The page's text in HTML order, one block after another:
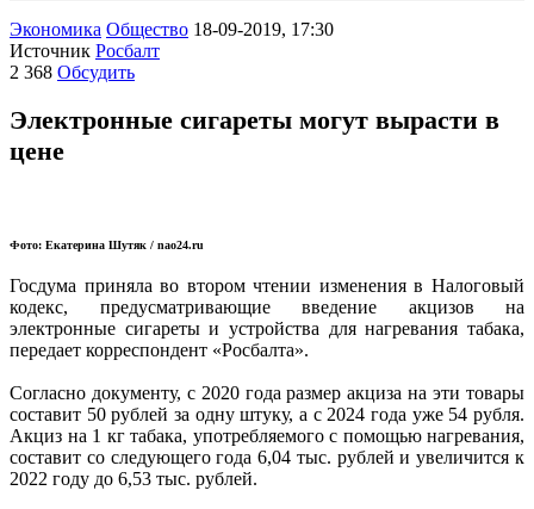
Экономика Общество 18-09-2019, 17:30
Источник Росбалт
2 368 Обсудить
Электронные сигареты могут вырасти в
цене
Фото: Екатерина Шутяк / nao24.ru
Госдума приняла во втором чтении изменения в Налоговый
кодекс, предусматривающие введение акцизов на
электронные сигареты и устройства для нагревания табака,
передает корреспондент «Росбалта».
Согласно документу, с 2020 года размер акциза на эти товары
составит 50 рублей за одну штуку, а с 2024 года уже 54 рубля.
Акциз на 1 кг табака, употребляемого с помощью нагревания,
составит со следующего года 6,04 тыс. рублей и увеличится к
2022 году до 6,53 тыс. рублей.